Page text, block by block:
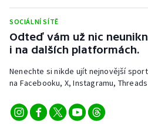
SOCIÁLNÍ SÍTĚ
Odteď vám už nic
i na dalších platformách.
Nenechte si nikde ujít nejnovější
na Facebooku, X, Instagramu,